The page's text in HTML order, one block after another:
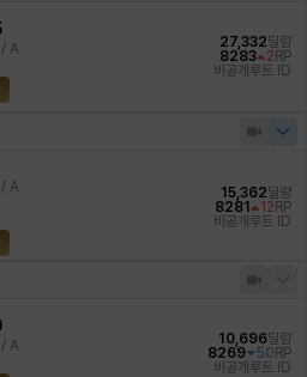
/ A 27,332딜량
8283
2 RP
비공개 루트 ID
/ A 15,362딜량
8281
12 RP
비공개 루트 ID
/ A 10,696딜량
8269
50 RP
비공개 루트 ID